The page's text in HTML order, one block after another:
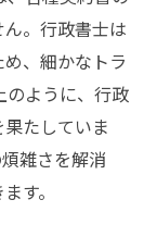
。行政書士は
、細かなトラ
のように、行政
たしていま
雑さを解消
す。